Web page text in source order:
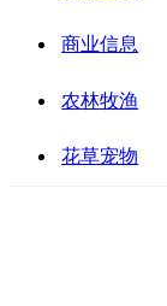
商业信息
农林牧渔
花草宠物